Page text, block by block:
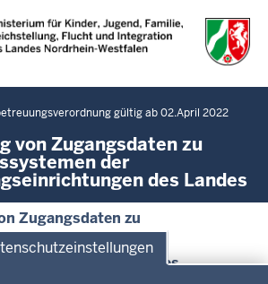
Direkt zum Inhalt
Hauptmenü
gültig ab 02.April 2022
von Zugangsdaten zu
der
des Landes
Zugangsdaten zu
der
des Landes